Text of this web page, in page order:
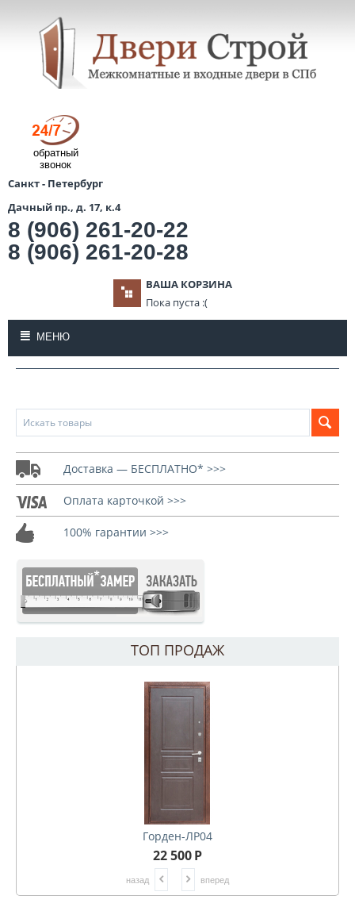
обратный
звонок
Санкт - Петербург
Дачный пр., д. 17, к.4
8 (906) 261-20-22
8 (906) 261-20-28
ВАША КОРЗИНА
Пока пуста :(
МЕНЮ
Доставка — БЕСПЛАТНО* >>>
Оплата карточкой >>>
100% гарантии >>>
ТОП ПРОДАЖ
Горден-ЛР04
22 500Р
назад вперед